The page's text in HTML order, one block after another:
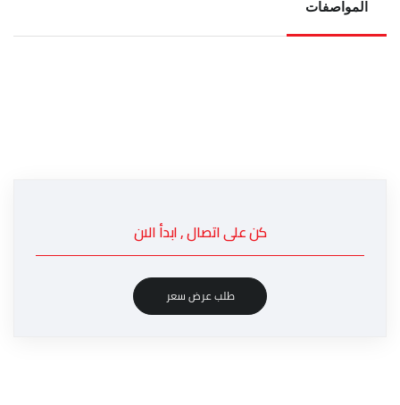
كن على اتصال , ابدأ الان
طلب عرض سعر
المواصفات